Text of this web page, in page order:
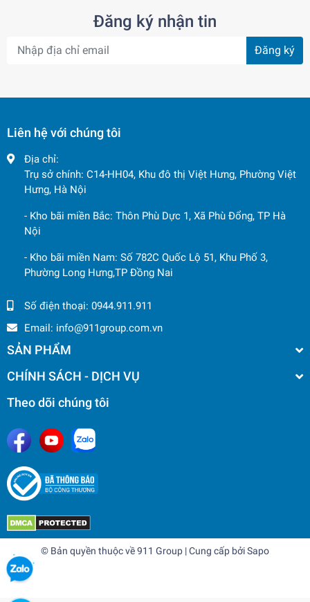
Đăng ký nhận tin
Đăng ký
Liên hệ với chúng tôi
Địa chỉ:
Trụ sở chính: C14-HH04, Khu đô thị Việt Hưng, Phường Việt
Hưng, Hà Nội
- Kho bãi miền Bắc: Thôn Phù Dực 1, Xã Phù Đổng, TP Hà
Nội
- Kho bãi miền Nam: Số 782C Quốc Lộ 51, Khu Phố 3,
Phường Long Hưng,TP Đồng Nai
Số điện thoại: 0944.911.911
Email: info@911group.com.vn
SẢN PHẨM
CHÍNH SÁCH - DỊCH VỤ
Theo dõi chúng tôi
© Bản quyền thuộc về911 Group | Cung cấp bởiSapo